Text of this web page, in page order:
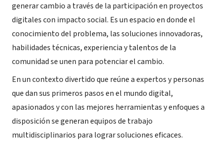
generar cambio a través de la participación en proyectos
digitales con impacto social. Es un espacio en donde el
conocimiento del problema, las soluciones innovadoras,
habilidades técnicas, experiencia y talentos de la
comunidad se unen para potenciar el cambio.
En un contexto divertido que reúne a expertos y personas
que dan sus primeros pasos en el mundo digital,
apasionados y con las mejores herramientas y enfoques a
disposición se generan equipos de trabajo
multidisciplinarios para lograr soluciones eficaces.